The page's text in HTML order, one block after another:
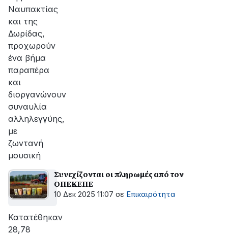
Ναυπακτίας
και της
Δωρίδας,
προχωρούν
ένα βήμα
παραπέρα
και
διοργανώνουν
συναυλία
αλληλεγγύης,
με
ζωντανή
μουσική
Συνεχίζονται οι πληρωμές από τον
ΟΠΕΚΕΠΕ
10 Δεκ 2025 11:07 σε Επικαιρότητα
Κατατέθηκαν
28,78